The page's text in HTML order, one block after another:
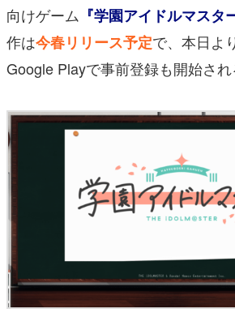
運営：株式会社マレ
向けゲーム 『学園アイドルマスタ
作は今春リリース予定で、本日よ
Google Playで事前登録も開始され